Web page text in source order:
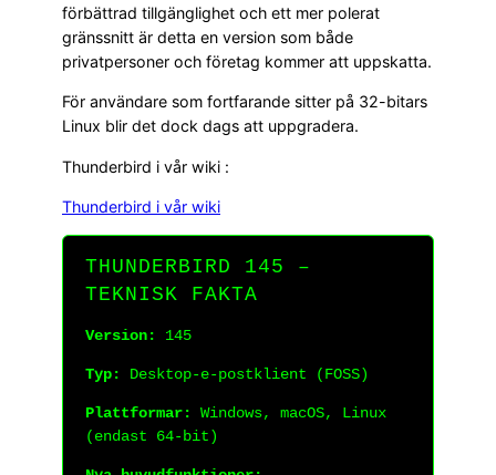
förbättrad tillgänglighet och ett mer polerat
gränssnitt är detta en version som både
privatpersoner och företag kommer att uppskatta.
För användare som fortfarande sitter på 32-bitars
Linux blir det dock dags att uppgradera.
Thunderbird i vår wiki :
Thunderbird i vår wiki
THUNDERBIRD 145 –
TEKNISK FAKTA
Version: 145
Typ: Desktop-e-postklient (FOSS)
Plattformar:
Windows, macOS, Linux
(endast 64-bit)